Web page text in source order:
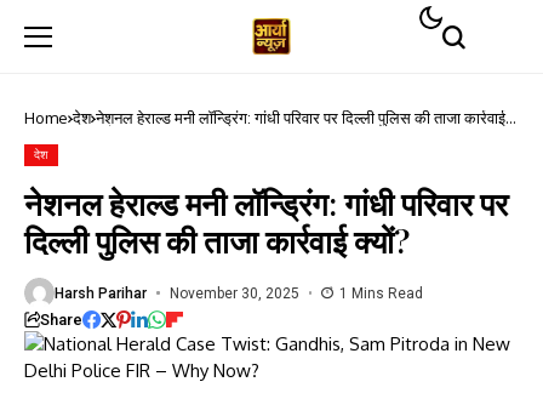
Home देश नेशनल हेराल्ड मनी लॉन्ड्रिंग: गांधी परिवार पर दिल्ली पुलिस की ताजा कार्रवाई
देश
नेशनल हेराल्ड मनी लॉन्ड्रिंग: गांधी परिवार पर
दिल्ली पुलिस की ताजा कार्रवाई क्यों?
Harsh Parihar November 30, 2025 1 Mins Read
Share